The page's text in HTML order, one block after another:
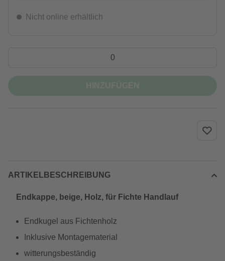
Nicht online erhältlich
ARTIKELBESCHREIBUNG
Endkappe, beige, Holz, für Fichte Handlauf
Endkugel aus Fichtenholz
Inklusive Montagematerial
witterungsbeständig